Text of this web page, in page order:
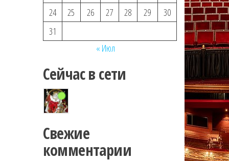
24
25 26 27 28 29
30
31
« Июл
Сейчас в сети
Свежие
комментарии